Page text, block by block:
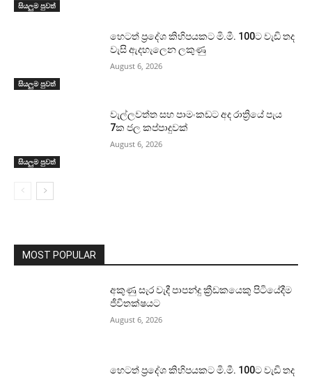
සියලුම පුවත්
සියලුම පුවත්
හෙටත් ප්‍රදේශ කිහිපයකට මි.මී. 100ට වැඩි තද
වැසි ඇදහැලෙන ලකුණු
August 6, 2026
සියලුම පුවත්
වැල්ලවත්ත සහ පාමංකඩට අද රාත්‍රියේ පැය
7ක ජල කප්පාදුවක්
August 6, 2026
MOST POPULAR
අකුණු සැර වැදී පාපන්දු ක්‍රීඩකයෙකු පිටියේදීම
ජීවිතක්ෂයට
August 6, 2026
හෙටත් ප්‍රදේශ කිහිපයකට මි.මී. 100ට වැඩි තද